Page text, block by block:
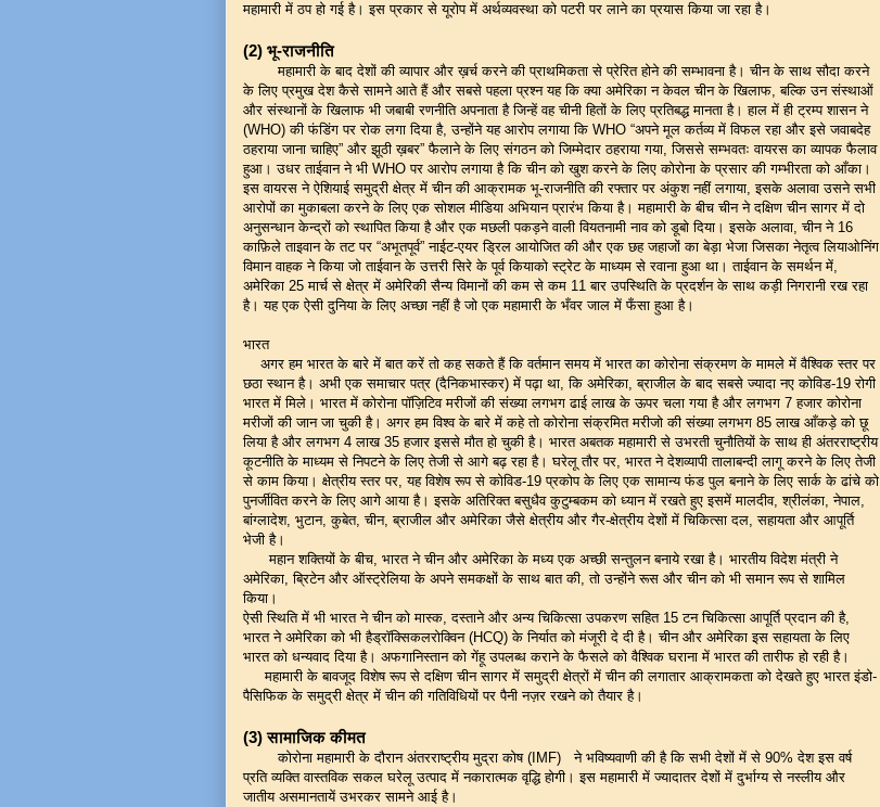
महामारी में ठप हो गई है। इस प्रकार से यूरोप में अर्थव्यवस्था को पटरी पर लाने का प्रयास किया जा रहा है।
(2) भू-राजनीति
महामारी के बाद देशों की व्यापार और ख़र्च करने की प्राथमिकता से प्रेरित होने की सम्भावना है। चीन के साथ सौदा करने
के लिए प्रमुख देश कैसे सामने आते हैं और सबसे पहला प्रश्न यह कि क्या अमेरिका न केवल चीन के खिलाफ, बल्कि उन संस्थाओं
और संस्थानों के खिलाफ भी जबाबी रणनीति अपनाता है जिन्हें वह चीनी हितों के लिए प्रतिबद्ध मानता है। हाल में ही ट्रम्प शासन ने
(WHO) की फंडिंग पर रोक लगा दिया है, उन्होंने यह आरोप लगाया कि WHO “अपने मूल कर्तव्य में विफल रहा और इसे जवाबदेह
ठहराया जाना चाहिए” और झूठी ख़बर” फैलाने के लिए संगठन को जिम्मेदार ठहराया गया, जिससे सम्भवतः वायरस का व्यापक फैलाव
हुआ। उधर ताईवान ने भी WHO पर आरोप लगाया है कि चीन को खुश करने के लिए कोरोना के प्रसार की गम्भीरता को आँका।
इस वायरस ने ऐशियाई समुद्री क्षेत्र में चीन की आक्रामक भू-राजनीति की रफ्तार पर अंकुश नहीं लगाया, इसके अलावा उसने सभी
आरोपों का मुकाबला करने के लिए एक सोशल मीडिया अभियान प्रारंभ किया है। महामारी के बीच चीन ने दक्षिण चीन सागर में दो
अनुसन्धान केन्द्रों को स्थापित किया है और एक मछली पकड़ने वाली वियतनामी नाव को डूबो दिया। इसके अलावा, चीन ने 16
काफ़िले ताइवान के तट पर “अभूतपूर्व” नाईट-एयर ड्रिल आयोजित की और एक छह जहाजों का बेड़ा भेजा जिसका नेतृत्व लियाओनिंग
विमान वाहक ने किया जो ताईवान के उत्तरी सिरे के पूर्व कियाको स्ट्रेट के माध्यम से रवाना हुआ था। ताईवान के समर्थन में,
अमेरिका 25 मार्च से क्षेत्र में अमेरिकी सैन्य विमानों की कम से कम 11 बार उपस्थिति के प्रदर्शन के साथ कड़ी निगरानी रख रहा
है। यह एक ऐसी दुनिया के लिए अच्छा नहीं है जो एक महामारी के भँवर जाल में फँसा हुआ है।
भारत
अगर हम भारत के बारे में बात करें तो कह सकते हैं कि वर्तमान समय में भारत का कोरोना संक्रमण के मामले में वैश्विक स्तर पर
छठा स्थान है। अभी एक समाचार पत्र (दैनिकभास्कर) में पढ़ा था, कि अमेरिका, ब्राजील के बाद सबसे ज्यादा नए कोविड-19 रोगी
भारत में मिले। भारत में कोरोना पॉज़िटिव मरीजों की संख्या लगभग ढाई लाख के ऊपर चला गया है और लगभग 7 हजार कोरोना
मरीजों की जान जा चुकी है। अगर हम विश्व के बारे में कहे तो कोरोना संक्रमित मरीजो की संख्या लगभग 85 लाख आँकड़े को छू
लिया है और लगभग 4 लाख 35 हजार इससे मौत हो चुकी है। भारत अबतक महामारी से उभरती चुनौतियों के साथ ही अंतरराष्ट्रीय
कूटनीति के माध्यम से निपटने के लिए तेजी से आगे बढ़ रहा है। घरेलू तौर पर, भारत ने देशव्यापी तालाबन्दी लागू करने के लिए तेजी
से काम किया। क्षेत्रीय स्तर पर, यह विशेष रूप से कोविड-19 प्रकोप के लिए एक सामान्य फंड पुल बनाने के लिए सार्क के ढांचे को
पुनर्जीवित करने के लिए आगे आया है। इसके अतिरिक्त बसुधैव कुटुम्बकम को ध्यान में रखते हुए इसमें मालदीव, श्रीलंका, नेपाल,
बांग्लादेश, भुटान, कुबेत, चीन, ब्राजील और अमेरिका जैसे क्षेत्रीय और गैर-क्षेत्रीय देशों में चिकित्सा दल, सहायता और आपूर्ति
भेजी है।
महान शक्तियों के बीच, भारत ने चीन और अमेरिका के मध्य एक अच्छी सन्तुलन बनाये रखा है। भारतीय विदेश मंत्री ने
अमेरिका, ब्रिटेन और ऑस्ट्रेलिया के अपने समकक्षों के साथ बात की, तो उन्होंने रूस और चीन को भी समान रूप से शामिल
किया।
ऐसी स्थिति में भी भारत ने चीन को मास्क, दस्ताने और अन्य चिकित्सा उपकरण सहित 15 टन चिकित्सा आपूर्ति प्रदान की है,
भारत ने अमेरिका को भी हैड्रॉक्सिकलरोक्विन (HCQ) के निर्यात को मंजूरी दे दी है। चीन और अमेरिका इस सहायता के लिए
भारत को धन्यवाद दिया है। अफगानिस्तान को गेंहू उपलब्ध कराने के फैसले को वैश्विक घराना में भारत की तारीफ हो रही है।
महामारी के बावजूद विशेष रूप से दक्षिण चीन सागर में समुद्री क्षेत्रों में चीन की लगातार आक्रामकता को देखते हुए भारत इंडो-
पैसिफिक के समुद्री क्षेत्र में चीन की गतिविधियों पर पैनी नज़र रखने को तैयार है।
(3) सामाजिक कीमत
कोरोना महामारी के दौरान अंतरराष्ट्रीय मुद्रा कोष (IMF) ने भविष्यवाणी की है कि सभी देशों में से 90% देश इस वर्ष
प्रति व्यक्ति वास्तविक सकल घरेलू उत्पाद में नकारात्मक वृद्धि होगी। इस महामारी में ज्यादातर देशों में दुर्भाग्य से नस्लीय और
जातीय असमानतायें उभरकर सामने आई है।